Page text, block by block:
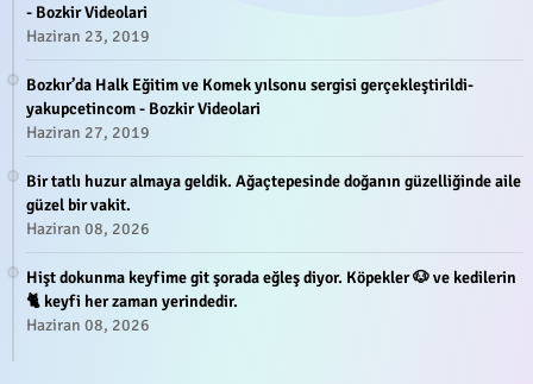
- Bozkir Videolari
Haziran 23, 2019
Bozkır’da Halk Eğitim ve Komek yılsonu sergisi gerçekleştirildi-
yakupcetincom - Bozkir Videolari
Haziran 27, 2019
Bir tatlı huzur almaya geldik. Ağaçtepesinde doğanın güzelliğinde aile
güzel bir vakit.
Haziran 08, 2026
Hişt dokunma keyfime git şorada eğleş diyor. Köpekler 🐶 ve kedilerin
🐈 keyfi her zaman yerindedir.
Haziran 08, 2026